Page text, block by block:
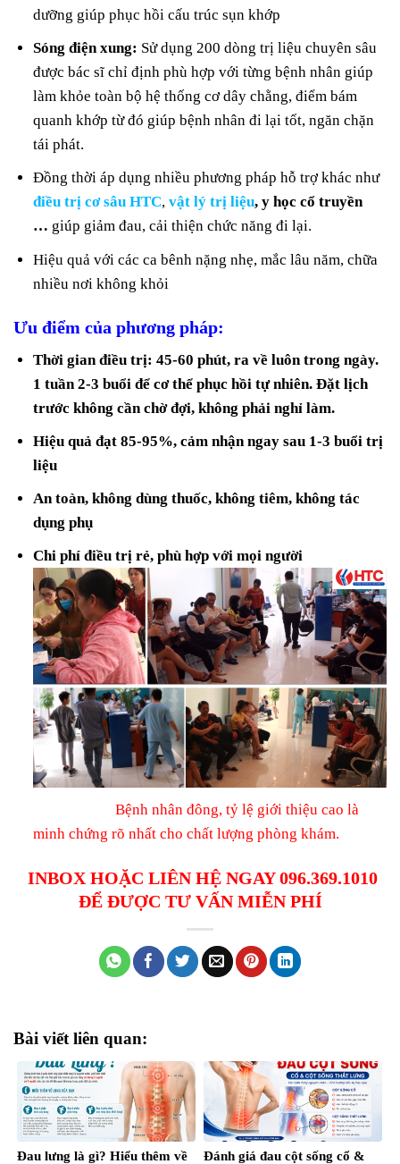
dưỡng giúp phục hồi cấu trúc sụn khớp
Sóng điện xung: Sử dụng 200 dòng trị liệu chuyên sâu
được bác sĩ chỉ định phù hợp với từng bệnh nhân giúp
làm khỏe toàn bộ hệ thống cơ dây chằng, điểm bám
quanh khớp từ đó giúp bệnh nhân đi lại tốt, ngăn chặn
tái phát.
Đồng thời áp dụng nhiều phương pháp hỗ trợ khác như
điều trị cơ sâu HTC,vật lý trị liệu, y học cổ truyền
… giúp giảm đau, cải thiện chức năng đi lại.
Hiệu quả với các ca bênh nặng nhẹ, mắc lâu năm, chữa
nhiều nơi không khỏi
Ưu điểm của phương pháp:
Thời gian điều trị: 45-60 phút, ra về luôn trong ngày.
1 tuần 2-3 buổi để cơ thể phục hồi tự nhiên. Đặt lịch
trước không cần chờ đợi, không phải nghỉ làm.
Hiệu quả đạt 85-95%, cảm nhận ngay sau 1-3 buổi trị
liệu
An toàn, không dùng thuốc, không tiêm, không tác
dụng phụ
Chi phí điều trị rẻ, phù hợp với mọi người
Bệnh nhân đông, tỷ lệ giới thiệu cao là
minh chứng rõ nhất cho chất lượng phòng khám.
INBOX HOẶC LIÊN HỆ NGAY 096.369.1010
ĐỂ ĐƯỢC TƯ VẤN MIỄN PHÍ
Bài viết liên quan:
Đau lưng là gì? Hiểu thêm về
Đánh giá đau cột sống cổ &